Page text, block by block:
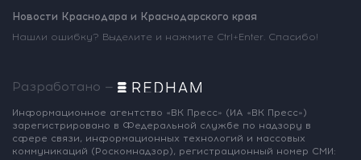
Новости Краснодара и Краснодарского края
Нашли ошибку? Выделите и нажмите Ctrl+Enter. Спасибо!
Разработано —
Информационное агентство «ВК Пресс» (ИА «ВК Пресс»)
зарегистрировано в Федеральной службе по надзору в
сфере связи, информационных технологий и массовых
коммуникаций (Роскомнадзор), регистрационный номер СМИ: